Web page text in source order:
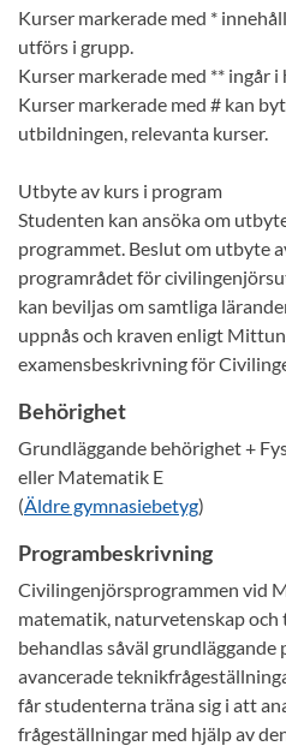
Kurser markerade med *
utförs i grupp.
Kurser markerade med ** ingår
Kurser markerade med # kan
utbildningen, relevanta kurser.
Utbyte av kurs i program
Studenten kan ansöka om
programmet. Beslut om utbyte
programrådet för
kan beviljas om samtliga
uppnås och kraven enligt
examensbeskrivning för
Behörighet
Grundläggande behörighet +
eller Matematik E
(Äldre gymnasiebetyg)
Programbeskrivning
Civilingenjörsprogrammen vid
matematik, naturvetenskap
behandlas såväl
avancerade
får studenterna träna sig i att
frågeställningar med hjälp av